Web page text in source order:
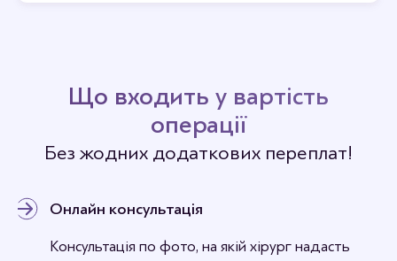
Що входить у вартість
операції
Без жодних додаткових переплат!
Онлайн консультація
Консультація по фото, на якій хірург надасть